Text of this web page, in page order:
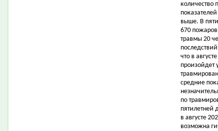
количество
выше. В
670
травмы 20
что в
произойдет
средние
по
пятилетней
в августе
возможна